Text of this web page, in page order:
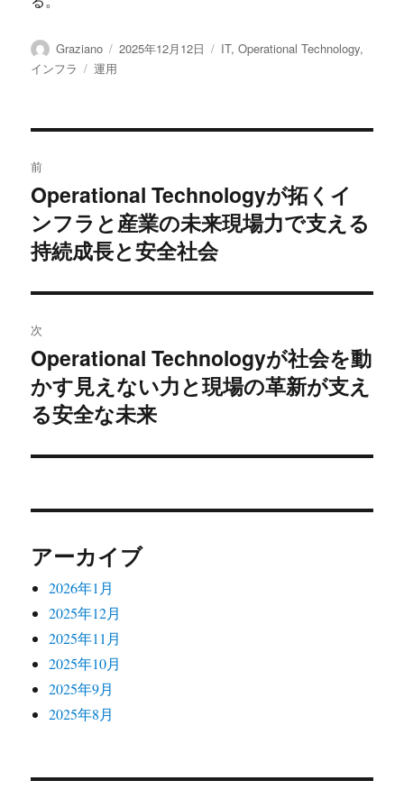
投
稿
Graziano
投
2025年12月12日
カ
IT,Operational Technology,
インフラ
タ
運用
稿
ナ
ビ
ゲ
ー
シ
ョ
ン
前
前
の
投
Operational Technologyが拓くイ
ンフラと産業の未来現場力で支える
持続成長と安全社会
次
次
の
投
Operational Technologyが社会を動
かす見えない力と現場の革新が支え
る安全な未来
アーカイブ
2026年1月
2025年12月
2025年11月
2025年10月
2025年9月
2025年8月